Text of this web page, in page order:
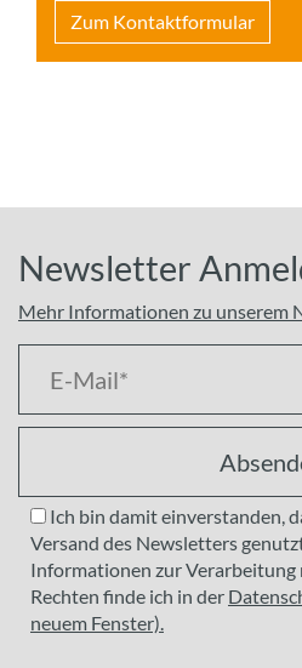
Zum Kontaktformular
Newsletter
Mehr Informationen zu unserem
Ich bin damit einverstanden,
Versand des Newsletters
Informationen zur Verarbeitung
Rechten finde ich in der
neuem Fenster).